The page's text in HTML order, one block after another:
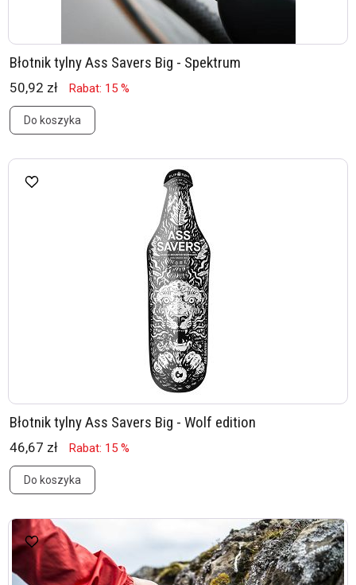
Błotnik tylny Ass Savers Big - Spektrum
50,92 zł Rabat: 15 %
Do koszyka
Błotnik tylny Ass Savers Big - Wolf edition
46,67 zł Rabat: 15 %
Do koszyka